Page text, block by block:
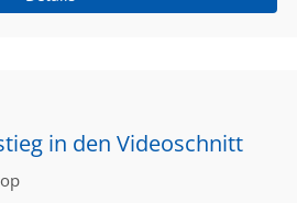
in den Videoschnitt